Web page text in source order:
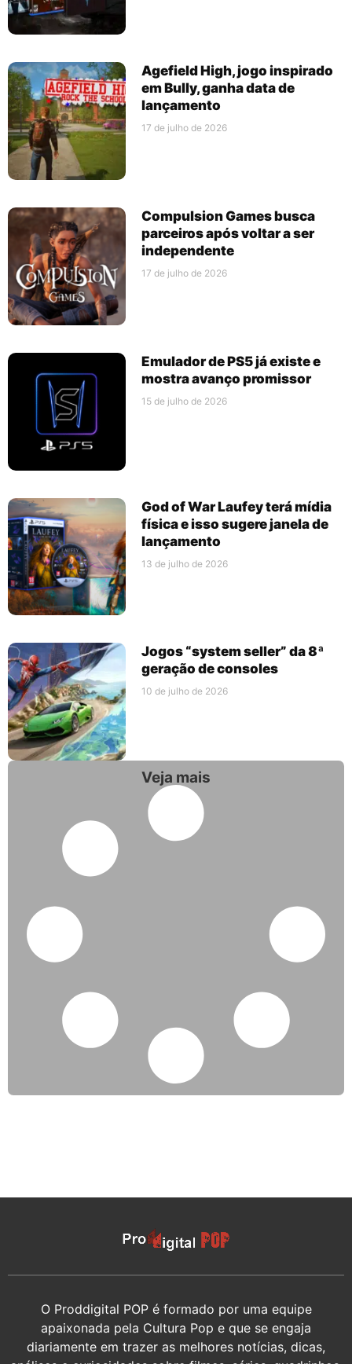
Agefield High, jogo inspirado
em Bully, ganha data de
lançamento
17 de julho de 2026
Compulsion Games busca
parceiros após voltar a ser
independente
17 de julho de 2026
Emulador de PS5 já existe e
mostra avanço promissor
15 de julho de 2026
God of War Laufey terá mídia
física e isso sugere janela de
lançamento
13 de julho de 2026
Jogos “system seller” da 8ª
geração de consoles
10 de julho de 2026
Veja mais
O Proddigital POP é formado por uma equipe
apaixonada pela Cultura Pop e que se engaja
diariamente em trazer as melhores notícias, dicas,